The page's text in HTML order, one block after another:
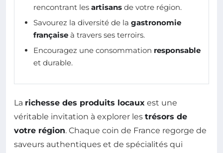
rencontrant les artisans de votre région.
Savourez la diversité de la gastronomie
française à travers ses terroirs.
Encouragez une consommation responsable
et durable.
La richesse des produits locaux est une
véritable invitation à explorer les trésors de
votre région. Chaque coin de France regorge de
saveurs authentiques et de spécialités qui